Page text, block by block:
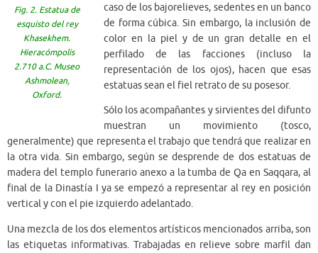
Fig. 2. Estatua de
esquisto del rey
Khasekhem.
Hieracómpolis
2.710 a.C. Museo
Ashmolean,
Oxford.
caso de los bajorelieves, sedentes en un banco
de forma cúbica. Sin embargo, la inclusión de
color en la piel y de un gran detalle en el
perfilado de las facciones (incluso la
representación de los ojos), hacen que esas
estatuas sean el fiel retrato de su posesor.
Sólo los acompañantes y sirvientes del difunto
muestran un movimiento (tosco,
generalmente) que representa el trabajo que tendrá que realizar en
la otra vida. Sin embargo, según se desprende de dos estatuas de
madera del templo funerario anexo a la tumba de Qa en Saqqara, al
final de la Dinastía I ya se empezó a representar al rey en posición
vertical y con el pie izquierdo adelantado.
Una mezcla de los dos elementos artísticos mencionados arriba, son
las etiquetas informativas. Trabajadas en relieve sobre marfil dan